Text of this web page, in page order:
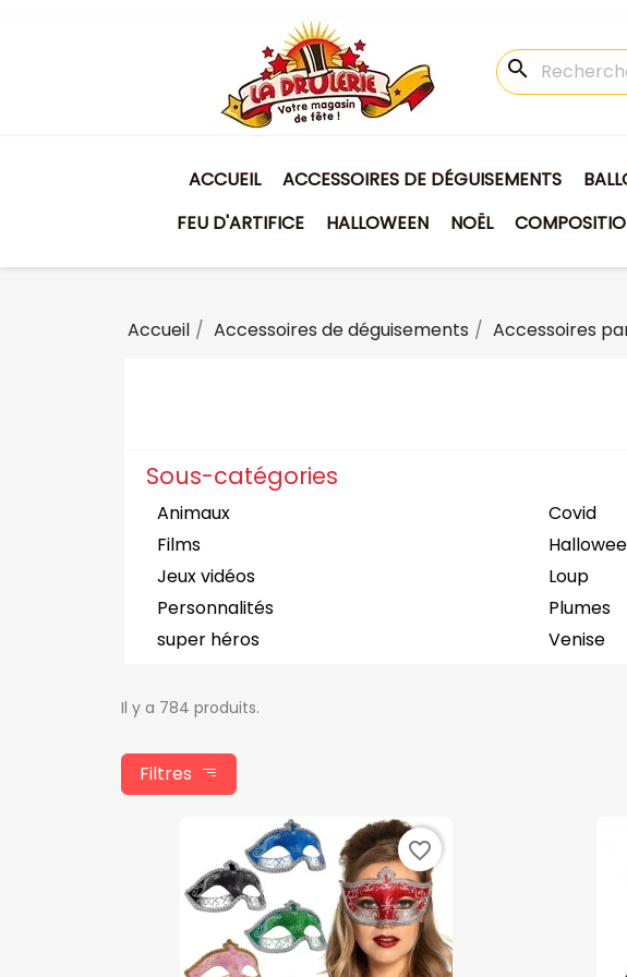
search
ACCUEIL ACCESSOIRES DE DÉGUISEMENTS
FEU D'ARTIFICE
HALLOWEEN NOËL
Accueil Accessoires de déguisements Accessoires
Sous-catégories
Animaux Covid
Films
Jeux vidéos
Loup
Personnalités
Plumes
super héros
Venise
Il y a 784 produits.
Filtres
favorite_border